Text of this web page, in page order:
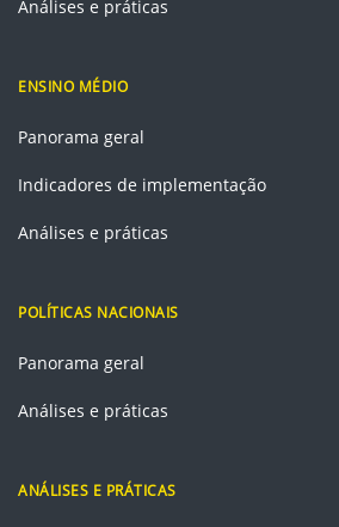
Análises e práticas
ENSINO MÉDIO
Panorama geral
Indicadores de implementação
Análises e práticas
POLÍTICAS NACIONAIS
Panorama geral
Análises e práticas
ANÁLISES E PRÁTICAS